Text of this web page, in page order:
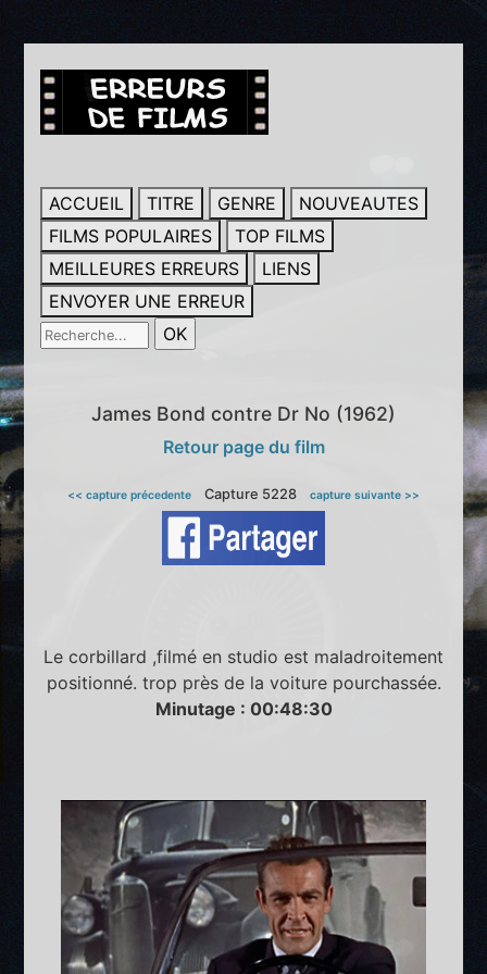
ACCUEIL TITRE GENRE
NOUVEAUTES
FILMS POPULAIRES
TOP FILMS
MEILLEURES ERREURS
LIENS
ENVOYER UNE ERREUR
James Bond contre Dr No (1962)
Retour page du film
<< capture précedente Capture 5228 capture suivante >>
Le corbillard ,filmé en studio est maladroitement
positionné. trop près de la voiture pourchassée.
Minutage : 00:48:30